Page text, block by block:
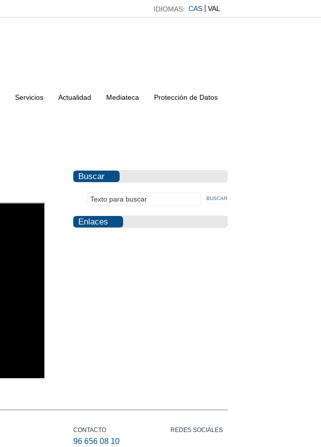
IDIOMAS: CAS VAL
Servicios Actualidad Mediateca Protección de Datos
Buscar
Enlaces
CONTACTO
96 656 08 10
REDES SOCIALES